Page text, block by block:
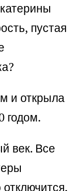
пустая
и открыла
годом.
век. Все